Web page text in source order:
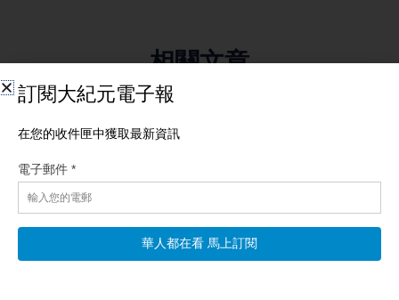
相關文章
【一線漫談】央視一把火 從她燒到中南海
【新唐人北京時間2026年08月09日訊】觀眾朋友們大家好，歡迎
的場面。7月24日一天之內，就有十個廳局級官員被查，六個廳局
天就有17個官員出事。 而從7月開始，還有六個副部級的中管官
員落馬，涉及金融、交通、民航、地方政協和宣傳系統。 所以也
有網友調侃說，現在中共官員落馬已經成了「流水線作業」了，
而且大小官員也是人人自危，今早還在抓人、晚上可能就被人抓